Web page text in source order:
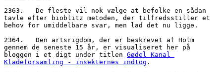
2363.   De fleste vil nok vælge at befolke en sådan
tavle efter bioblitz metoden, der tilfredsstiller et
behov for umiddelbare svar, men lad det nu ligge.
2364.   Den artsrigdom, der er beskrevet af Holm
gennem de seneste 15 år, er visualiseret her på
bloggen i et digt under titlen Gødel Kanal
Kladeforsamling - insekternes indtog .